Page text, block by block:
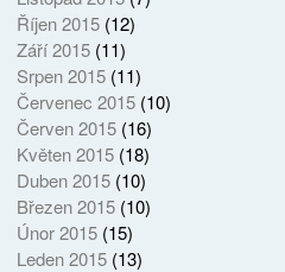
Říjen 2015(12)
Září 2015(11)
Srpen 2015(11)
Červenec 2015(10)
Červen 2015(16)
Květen 2015(18)
Duben 2015(10)
Březen 2015(10)
Únor 2015(15)
Leden 2015(13)